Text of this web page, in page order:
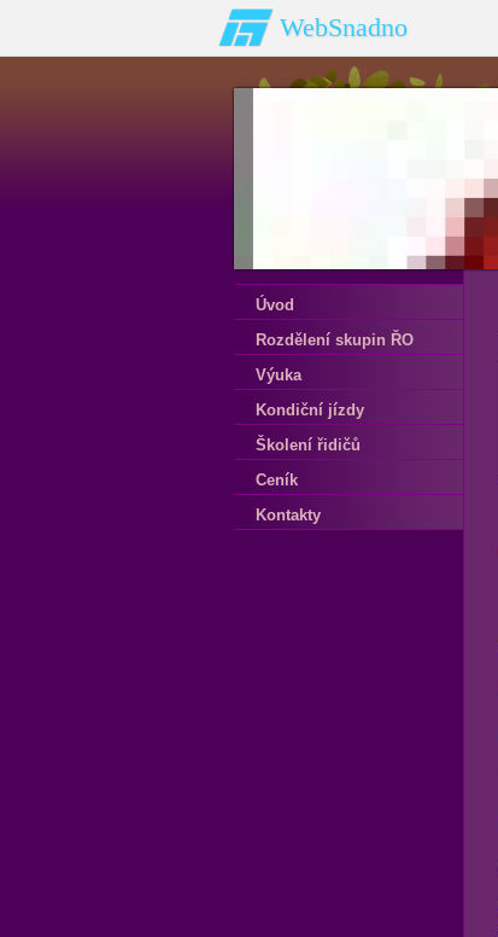
WebSnadno
Úvod
Rozdělení skupin ŘO
Výuka
Kondiční jízdy
Školení řidičů
Ceník
Kontakty